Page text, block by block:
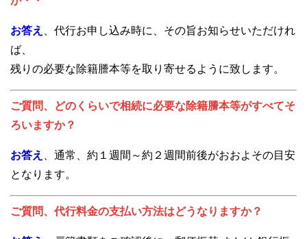
お答え
、代行お申し込み時に、その旨お知らせいただけれ
ば、
残りの必要な除籍謄本等を取り寄せるように致します。
ご質問、どのくらいで相続に必要な除籍謄本等がすべてそ
ろいますか？
お答え
、通常、約１週間～約２週間前後がおおよその目安
となります。
ご質問、代行料金の支払い方法はどうなりますか？